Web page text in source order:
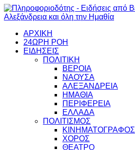
ΑΡΧΙΚΗ
24ΩΡΗ ΡΟΗ
ΕΙΔΗΣΕΙΣ
ΠΟΛΙΤΙΚΗ
ΒΕΡΟΙΑ
ΝΑΟΥΣΑ
ΑΛΕΞΑΝΔΡΕΙΑ
ΗΜΑΘΙΑ
ΠΕΡΙΦΕΡΕΙΑ
ΕΛΛΑΔΑ
ΠΟΛΙΤΙΣΜΟΣ
ΚΙΝΗΜΑΤΟΓΡΑΦΟΣ
ΧΟΡΟΣ
ΘΕΑΤΡΟ